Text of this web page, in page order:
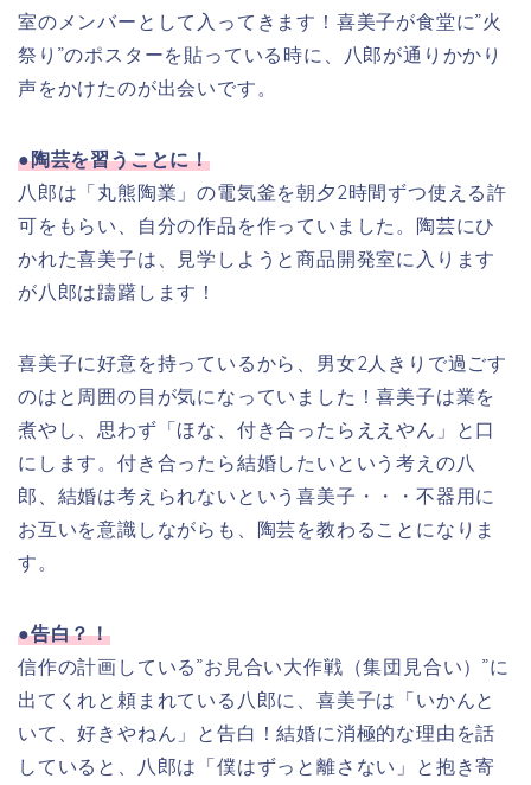
室のメンバーとして入ってきます！喜美子が食堂に”火
祭り”のポスターを貼っている時に、八郎が通りかかり
声をかけたのが出会いです。
●陶芸を習うことに！
八郎は「丸熊陶業」の電気釜を朝夕2時間ずつ使える許
可をもらい、自分の作品を作っていました。陶芸にひ
かれた喜美子は、見学しようと商品開発室に入ります
が八郎は躊躇します！
喜美子に好意を持っているから、男女2人きりで過ごす
のはと周囲の目が気になっていました！喜美子は業を
煮やし、思わず「ほな、付き合ったらええやん」と口
にします。付き合ったら結婚したいという考えの八
郎、結婚は考えられないという喜美子・・・不器用に
お互いを意識しながらも、陶芸を教わることになりま
す。
●告白？！
信作の計画している”お見合い大作戦（集団見合い）”に
出てくれと頼まれている八郎に、喜美子は「いかんと
いて、好きやねん」と告白！結婚に消極的な理由を話
していると、八郎は「僕はずっと離さない」と抱き寄